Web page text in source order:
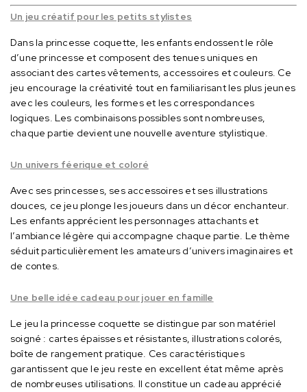
Un jeu créatif pour les petits stylistes
Dans la princesse coquette, les enfants endossent le rôle
d’une princesse et composent des tenues uniques en
associant des cartes vêtements, accessoires et couleurs. Ce
jeu encourage la créativité tout en familiarisant les plus jeunes
avec les couleurs, les formes et les correspondances
logiques. Les combinaisons possibles sont nombreuses,
chaque partie devient une nouvelle aventure stylistique.
Un univers féerique et coloré
Avec ses princesses, ses accessoires et ses illustrations
douces, ce jeu plonge les joueurs dans un décor enchanteur.
Les enfants apprécient les personnages attachants et
l’ambiance légère qui accompagne chaque partie. Le thème
séduit particulièrement les amateurs d’univers imaginaires et
de contes.
Une belle idée cadeau pour jouer en famille
Le jeu la princesse coquette se distingue par son matériel
soigné : cartes épaisses et résistantes, illustrations colorés,
boîte de rangement pratique. Ces caractéristiques
garantissent que le jeu reste en excellent état même après
de nombreuses utilisations. Il constitue un cadeau apprécié